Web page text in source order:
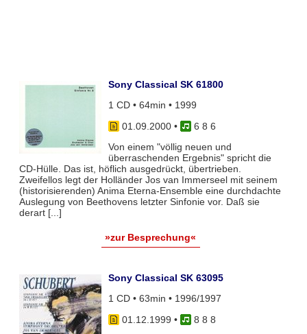
Sony Classical SK 61800
1 CD • 64min • 1999
01.09.2000•
6 8 6
Von einem "völlig neuen und
überraschenden Ergebnis" spricht die
CD-Hülle. Das ist, höflich ausgedrückt, übertrieben.
Zweifellos legt der Holländer Jos van Immerseel mit seinem
(historisierenden) Anima Eterna-Ensemble eine durchdachte
Auslegung von Beethovens letzter Sinfonie vor. Daß sie
derart [...]
»zur Besprechung«
Sony Classical SK 63095
1 CD • 63min • 1996/1997
01.12.1999 •
8 8 8